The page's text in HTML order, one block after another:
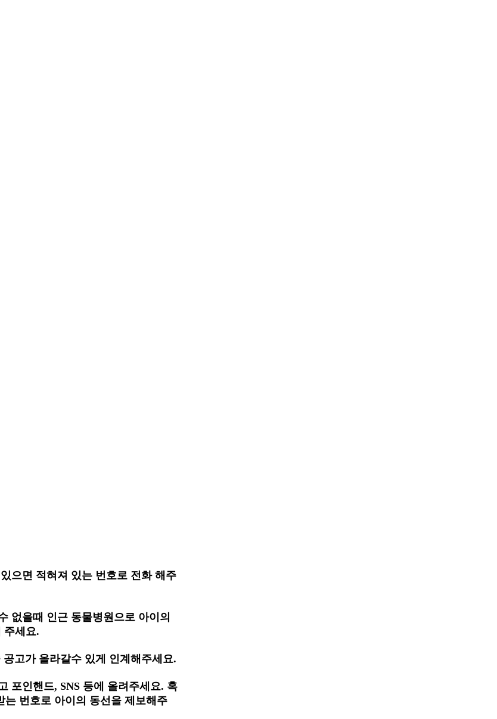
으면 적혀져 있는 번호로 전화 해주
없을때 인근 동물병원으로 아이의
주세요.
고가 올라갈수 있게 인계해주세요.
포인핸드, SNS 등에 올려주세요. 혹
는 번호로 아이의 동선을 제보해주